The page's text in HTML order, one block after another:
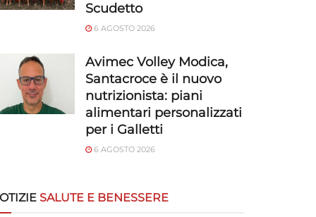
Scudetto
6 AGOSTO 2026
Avimec Volley Modica,
Santacroce è il nuovo
nutrizionista: piani
alimentari personalizzati
per i Galletti
6 AGOSTO 2026
SALUTE E BENESSERE